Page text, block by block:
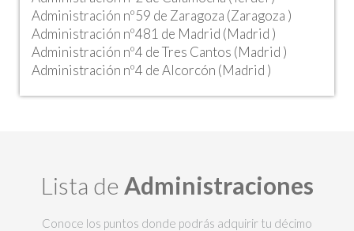
Administración nº59 de Zaragoza (Zaragoza )
Administración nº481 de Madrid (Madrid )
Administración nº4 de Tres Cantos (Madrid )
Administración nº4 de Alcorcón (Madrid )
Lista de Administraciones
Conoce los puntos donde podrás adquirir tu décimo